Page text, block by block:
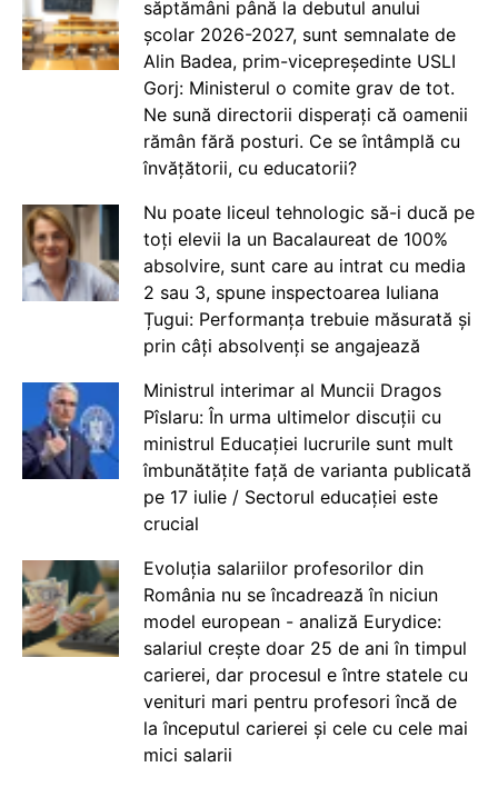
săptămâni până la debutul anului
școlar 2026-2027, sunt semnalate de
Alin Badea, prim-vicepreședinte USLI
Gorj: Ministerul o comite grav de tot.
Ne sună directorii disperați că oamenii
rămân fără posturi. Ce se întâmplă cu
învățătorii, cu educatorii?
Nu poate liceul tehnologic să-i ducă pe
toți elevii la un Bacalaureat de 100%
absolvire, sunt care au intrat cu media
2 sau 3, spune inspectoarea Iuliana
Țugui: Performanța trebuie măsurată și
prin câți absolvenți se angajează
Ministrul interimar al Muncii Dragos
Pîslaru: În urma ultimelor discuții cu
ministrul Educației lucrurile sunt mult
îmbunătățite față de varianta publicată
pe 17 iulie / Sectorul educației este
crucial
Evoluția salariilor profesorilor din
România nu se încadrează în niciun
model european - analiză Eurydice:
salariul crește doar 25 de ani în timpul
carierei, dar procesul e între statele cu
venituri mari pentru profesori încă de
la începutul carierei și cele cu cele mai
mici salarii